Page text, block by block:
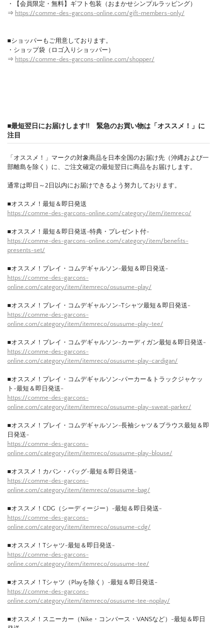
・【会員限定・無料】ギフト包装（おまかせシンプルラッピング）
⇒ https://comme-des-garcons-online.com/gift-members-only/
■ショッパーもご用意しております。
・ショップ袋（ロゴ入りショッパー）
⇒ https://comme-des-garcons-online.com/shopper/
■最短翌日にお届けします!! 緊急のお買い物は「オススメ！」に
注目
「オススメ！」マークの対象商品を日本全国のお届け先（沖縄および一
部離島を除く）に、ご注文確定の最短翌日に商品をお届けします。
通常は即日～2日以内にお届けできるよう努力しております。
■オススメ！最短＆即日発送
https://comme-des-garcons-online.com/category/item/itemreco/
■オススメ！最短＆即日発送-特典・プレゼント付-
https://comme-des-garcons-online.com/category/item/benefits-
presents-set/
■オススメ！プレイ・コムデギャルソン-最短＆即日発送-
https://comme-des-garcons-
online.com/category/item/itemreco/osusume-play/
■オススメ！プレイ・コムデギャルソン-Tシャツ最短＆即日発送-
https://comme-des-garcons-
online.com/category/item/itemreco/osusume-play-tee/
■オススメ！プレイ・コムデギャルソン-カーディガン最短＆即日発送-
https://comme-des-garcons-
online.com/category/item/itemreco/osusume-play-cardigan/
■オススメ！プレイ・コムデギャルソン-パーカー＆トラックジャケッ
ト-最短＆即日発送-
https://comme-des-garcons-
online.com/category/item/itemreco/osusume-play-sweat-parker/
■オススメ！プレイ・コムデギャルソン-長袖シャツ＆ブラウス最短＆即
日発送-
https://comme-des-garcons-
online.com/category/item/itemreco/osusume-play-blouse/
■オススメ！カバン・バッグ-最短＆即日発送-
https://comme-des-garcons-
online.com/category/item/itemreco/osusume-bag/
■オススメ！CDG（シーディージー）-最短＆即日発送-
https://comme-des-garcons-
online.com/category/item/itemreco/osusume-cdg/
■オススメ！Tシャツ-最短＆即日発送-
https://comme-des-garcons-
online.com/category/item/itemreco/osusume-tee/
■オススメ！Tシャツ（Playを除く）-最短＆即日発送-
https://comme-des-garcons-
online.com/category/item/itemreco/osusume-tee-noplay/
■オススメ！スニーカー（Nike・コンバース・VANSなど）-最短＆即日